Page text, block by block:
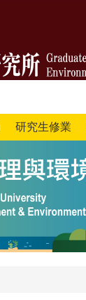
研究生修業